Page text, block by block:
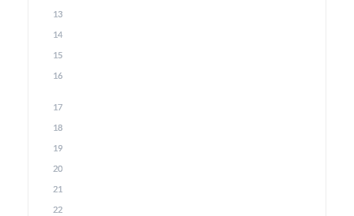
13
14
15
16
17
18
19
20
21
22